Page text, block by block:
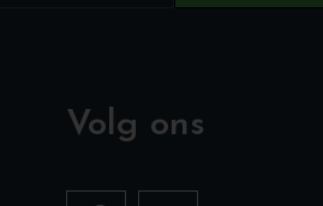
Volg ons